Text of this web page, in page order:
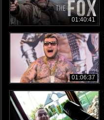
01:40:41
01:06:37